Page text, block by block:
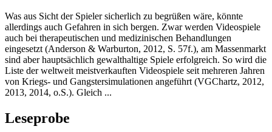
Was aus Sicht der Spieler sicherlich zu begrüßen wäre, könnte
allerdings auch Gefahren in sich bergen. Zwar werden Videospiele
auch bei therapeutischen und medizinischen Behandlungen
eingesetzt (Anderson & Warburton, 2012, S. 57f.), am Massenmarkt
sind aber hauptsächlich gewalthaltige Spiele erfolgreich. So wird die
Liste der weltweit meistverkauften Videospiele seit mehreren Jahren
von Kriegs- und Gangstersimulationen angeführt (VGChartz, 2012,
2013, 2014, o.S.). Gleich ...
Leseprobe